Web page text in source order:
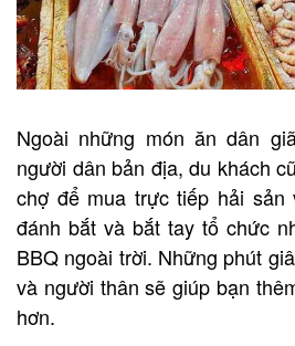
Ngoài những món ăn dân
người dân bản địa, du khách
chợ để mua trực tiếp hải sản
đánh bắt và bắt tay tổ chức
BBQ ngoài trời. Những phút
và người thân sẽ giúp bạn
hơn.